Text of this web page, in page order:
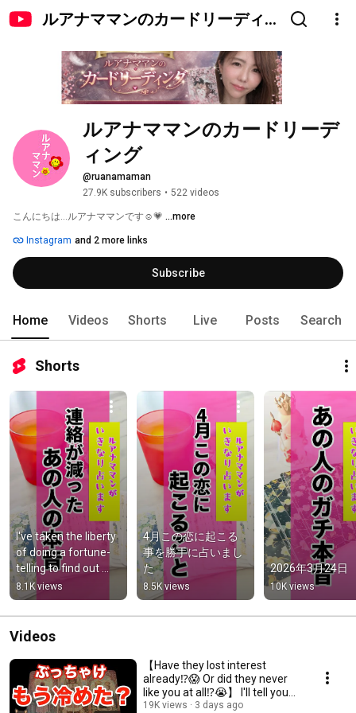
ルアナママンのカードリーディ
ルアナママンのカードリーデ
ィング
@ruanamaman
27.9K subscribers • 522 videos
こんにちは…ルアナママンです☺️💗 ...more
Instagram and 2 more links
Subscribe
Home Videos Shorts Live Posts Search
Shorts
I've taken the liberty
of doing a fortune-
telling to find out
what that person
who's been contact...
8.1K views
4月この恋に起こる
事を勝手に占いまし
た
8.5K views
2026年3月24日
10K views
Videos
【Have they lost interest
already⁉️😱 Or did they never
like you at all⁉️😭】 I'll tell you
the truth...
19K views 3 days ago